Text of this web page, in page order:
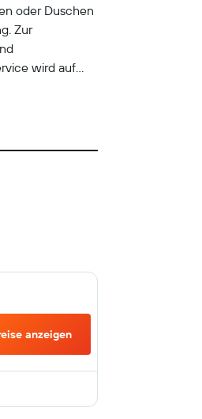
oder Duschen
Zur
wird auf
anzeigen